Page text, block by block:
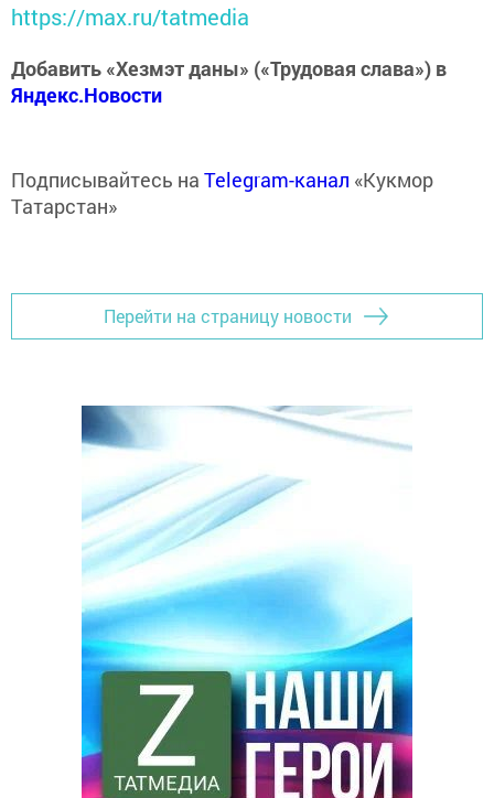
https://max.ru/tatmedia
Добавить «Хезмэт даны» («Трудовая слава») в
Яндекс.Новости
Подписывайтесь на Telegram-канал «Кукмор
Татарстан»
Перейти на страницу новости